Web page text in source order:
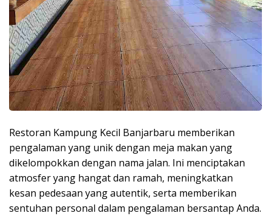
Restoran Kampung Kecil Banjarbaru memberikan
pengalaman yang unik dengan meja makan yang
dikelompokkan dengan nama jalan. Ini menciptakan
atmosfer yang hangat dan ramah, meningkatkan
kesan pedesaan yang autentik, serta memberikan
sentuhan personal dalam pengalaman bersantap Anda.